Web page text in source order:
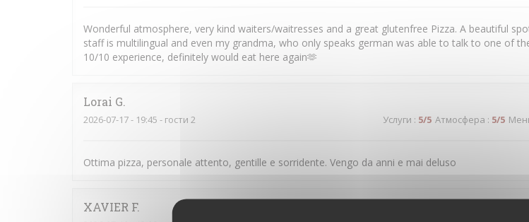
Wonderful atmosphere, very kind waiters/waitresses and a great glutenfree Pizza. A beautiful
staff is multilingual and even my grandma, who only speaks german was able to talk to one of
10/10 experience, definitely would eat here again🫶
Lorai G
2026-07-17- 19:45 - гости 2 Услуги : 5/5 Атмосфера : 5/5
Ottima pizza, personale attento, gentille e sorridente. Vengo da anni e mai deluso
XAVIER F